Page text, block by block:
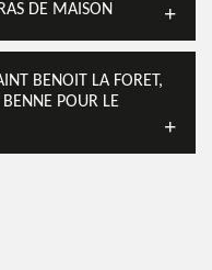
DE MAISON
BENOIT LA FORET,
POUR LE